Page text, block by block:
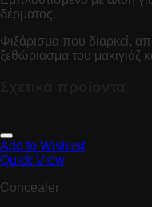
δέρματος.
Φιξάρισμα που διαρκεί,
ξεθώριασμα του μακιγιάζ
Add to Wishlist
Quick View
Concealer